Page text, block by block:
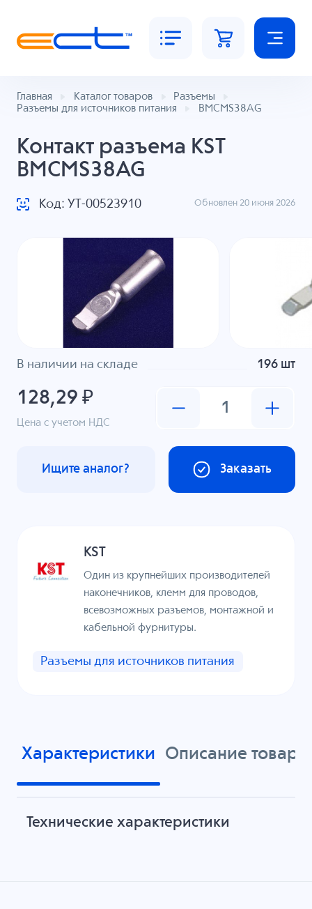
Главная Каталог товаров
Разъемы
Разъемы для источников питания
BMCMS38AG
Контакт разъема KST
BMCMS38AG
Код: УТ-00523910 Обновлен 20 июня 2026
В наличии на складе 196 шт
128,29 ₽
Цена с учетом НДС
Заказать
Ищите аналог?
KST
Один из крупнейших производителей
наконечников, клемм для проводов,
всевозможных разъемов, монтажной и
кабельной фурнитуры.
Разъемы для источников питания
Характеристики Описание товара
Технические характеристики